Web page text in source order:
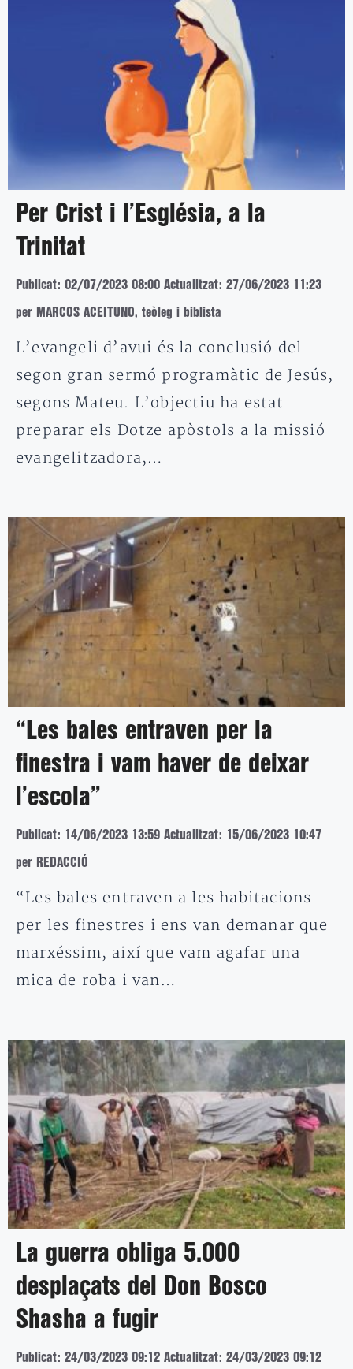
Per Crist i l’Església, a la
Trinitat
Publicat: 02/07/2023 08:00 Actualitzat: 27/06/2023 11:23
per MARCOS ACEITUNO, teòleg i biblista
L’evangeli d’avui és la conclusió del
segon gran sermó programàtic de Jesús,
segons Mateu. L’objectiu ha estat
preparar els Dotze apòstols a la missió
evangelitzadora,…
“Les bales entraven per la
finestra i vam haver de deixar
l’escola”
Publicat: 14/06/2023 13:59 Actualitzat: 15/06/2023 10:47
per REDACCIÓ
“Les bales entraven a les habitacions
per les finestres i ens van demanar que
marxéssim, així que vam agafar una
mica de roba i van…
La guerra obliga 5.000
desplaçats del Don Bosco
Shasha a fugir
Publicat: 24/03/2023 09:12 Actualitzat: 24/03/2023 09:12